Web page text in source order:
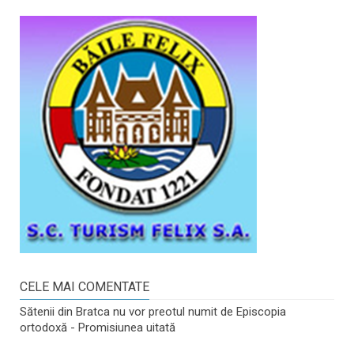
CELE MAI COMENTATE
Sătenii din Bratca nu vor preotul numit de Episcopia
ortodoxă - Promisiunea uitată